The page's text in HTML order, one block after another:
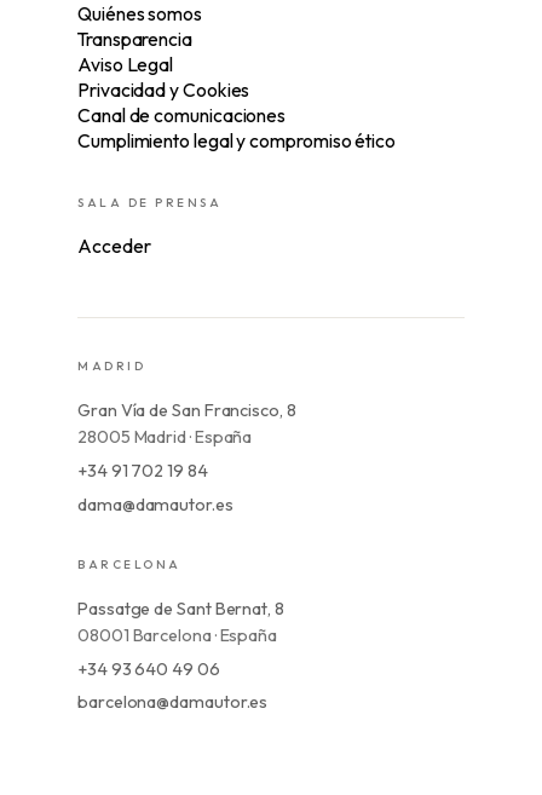
Quiénes somos
Transparencia
Aviso Legal
Privacidad y Cookies
Canal de comunicaciones
Cumplimiento legal y compromiso ético
SALA DE PRENSA
Acceder
MADRID
Gran Vía de San Francisco, 8
28005 Madrid · España
+34 91 702 19 84
dama@damautor.es
BARCELONA
Passatge de Sant Bernat, 8
08001 Barcelona · España
+34 93 640 49 06
barcelona@damautor.es